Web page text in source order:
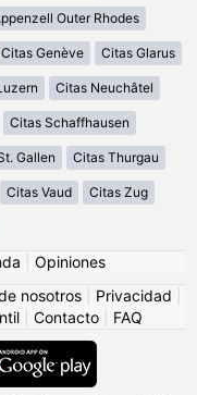
Outer Rhodes
Citas Genève Citas Glarus
Citas Neuchâtel
Citas Schaffhausen
Gallen Citas Thurgau
Citas Vaud Citas Zug
Opiniones
nosotros Privacidad
Contacto FAQ